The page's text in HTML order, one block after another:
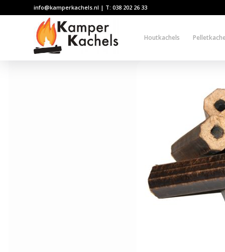
info@kamperkachels.nl | T: 038 202 26 33
Houtkachels